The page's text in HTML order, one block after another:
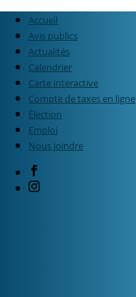
Accueil
Avis publics
Actualités
Calendrier
Carte interactive
Compte de taxes en ligne
Élection
Emploi
Nous joindre